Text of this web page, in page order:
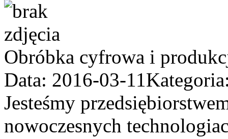
Obróbka cyfrowa i
Data: 2016-03-11
Jesteśmy
nowoczesnych